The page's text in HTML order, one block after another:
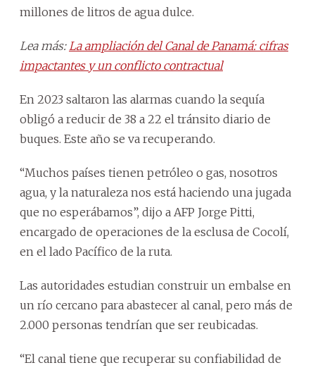
millones de litros de agua dulce.
Lea más: La ampliación del Canal de Panamá: cifras
impactantes y un conflicto contractual
En 2023 saltaron las alarmas cuando la sequía
obligó a reducir de 38 a 22 el tránsito diario de
buques. Este año se va recuperando.
“Muchos países tienen petróleo o gas, nosotros
agua, y la naturaleza nos está haciendo una jugada
que no esperábamos”, dijo a AFP Jorge Pitti,
encargado de operaciones de la esclusa de Cocolí,
en el lado Pacífico de la ruta.
Las autoridades estudian construir un embalse en
un río cercano para abastecer al canal, pero más de
2.000 personas tendrían que ser reubicadas.
“El canal tiene que recuperar su confiabilidad de